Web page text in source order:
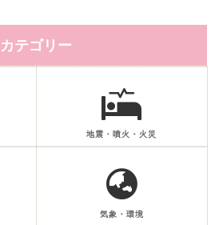
カテゴリー
地震・噴火・火災
気象・環境